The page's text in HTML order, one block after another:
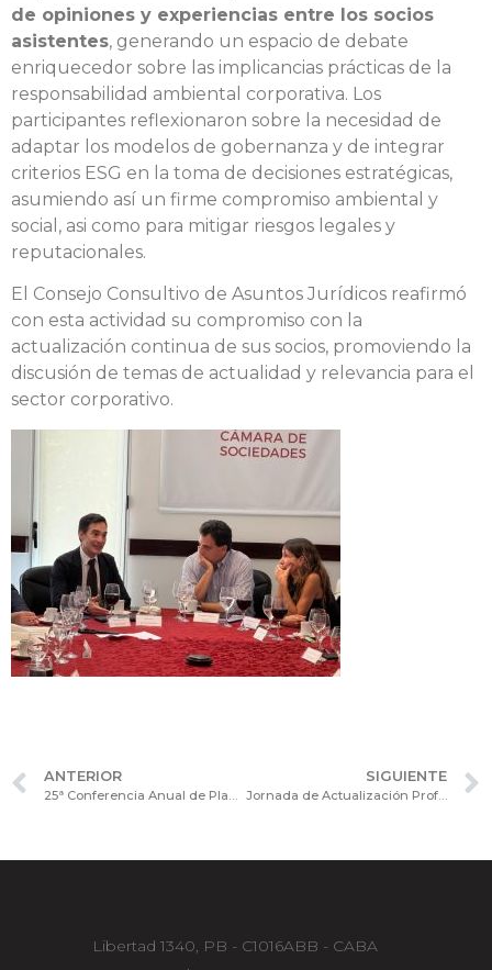
de opiniones y experiencias entre los socios
asistentes, generando un espacio de debate
enriquecedor sobre las implicancias prácticas de la
responsabilidad ambiental corporativa. Los
participantes reflexionaron sobre la necesidad de
adaptar los modelos de gobernanza y de integrar
criterios ESG en la toma de decisiones estratégicas,
asumiendo así un firme compromiso ambiental y
social, asi como para mitigar riesgos legales y
reputacionales.
El Consejo Consultivo de Asuntos Jurídicos reafirmó
con esta actividad su compromiso con la
actualización continua de sus socios, promoviendo la
discusión de temas de actualidad y relevancia para el
sector corporativo.
ANTERIOR
25ª Conferencia Anual de Planificación Fiscal Corporativa 2025
SIGUIENTE
Jornada de Actualización Profesional: IA Adaptativa, Automatización Inteligente de Procesos y Tecnología Blockchain
Libertad 1340, PB - C1016ABB - CABA